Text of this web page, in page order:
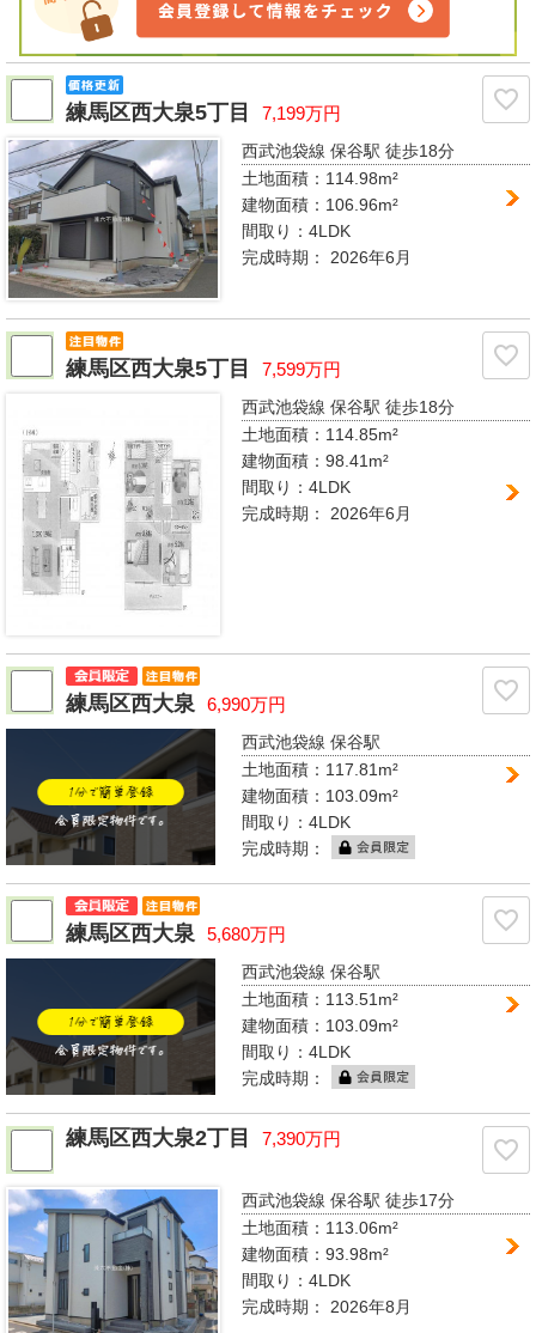
練馬区西大泉5丁目 7,199万円
西武池袋線 保谷駅徒歩18分
土地面積：114.98m²
建物面積：106.96m²
間取り：4LDK
完成時期：2026年6月
練馬区西大泉5丁目 7,599万円
西武池袋線 保谷駅徒歩18分
土地面積：114.85m²
建物面積：98.41m²
間取り：4LDK
完成時期： 2026年6月
練馬区西大泉 6,990万円
西武池袋線 保谷駅
土地面積：117.81m²
建物面積：103.09m²
間取り：4LDK
完成時期：
練馬区西大泉 5,680万円
西武池袋線 保谷駅
土地面積：113.51m²
建物面積：103.09m²
間取り：4LDK
完成時期：
練馬区西大泉2丁目 7,390万円
西武池袋線 保谷駅徒歩17分
土地面積：113.06m²
建物面積：93.98m²
間取り：4LDK
完成時期： 2026年8月